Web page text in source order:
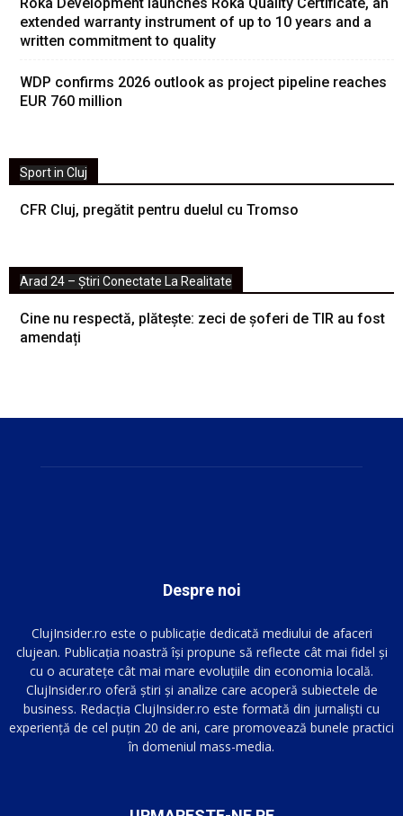
extended warranty instrument of up to 10 years and a
written commitment to quality
WDP confirms 2026 outlook as project pipeline reaches
EUR 760 million
Sport in Cluj
CFR Cluj, pregătit pentru duelul cu Tromso
Arad 24 – Știri Conectate La Realitate
Cine nu respectă, plătește: zeci de șoferi de TIR au fost
amendați
Despre noi
ClujInsider.ro este o publicație dedicată mediului de afaceri
clujean. Publicația noastră își propune să reflecte cât mai fidel și
cu o acuratețe cât mai mare evoluțiile din economia locală.
ClujInsider.ro oferă știri și analize care acoperă subiectele de
business. Redacția ClujInsider.ro este formată din jurnaliști cu
experiență de cel puțin 20 de ani, care promovează bunele practici
în domeniul mass-media.